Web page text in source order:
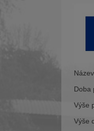
Doba
Výše
Výše